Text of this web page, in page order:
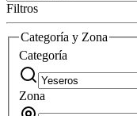
Filtros
Categoría y Zona
Categoría
Zona